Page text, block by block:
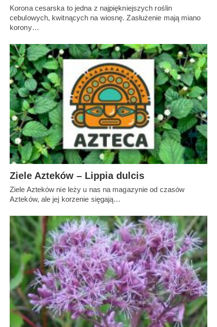
Korona cesarska to jedna z najpiękniejszych roślin
cebulowych, kwitnących na wiosnę. Zasłużenie mają miano
korony…
Ziele Azteków – Lippia dulcis
Ziele Azteków nie leży u nas na magazynie od czasów
Azteków, ale jej korzenie sięgają…